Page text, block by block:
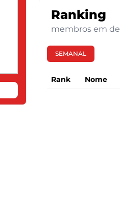
Ranking
membros em
SEMANAL
Rank Nome